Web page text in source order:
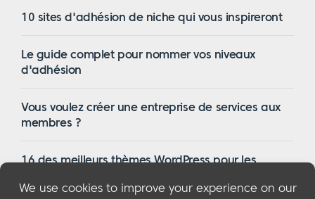
10 sites d'adhésion de niche qui vous inspireront
Le guide complet pour nommer vos niveaux
d'adhésion
Vous voulez créer une entreprise de services aux
membres ?
16 des meilleurs thèmes WordPress pour les